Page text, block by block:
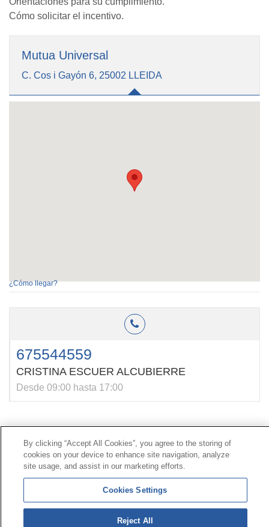
Cómo solicitar el incentivo.
Mutua Universal
C. Cos i Gayón 6, 25002 LLEIDA
¿Cómo llegar?
675544559
CRISTINA ESCUER ALCUBIERRE
Desde 09:00 hasta 17:00
Contacto|Perfil del contratante|Reclamaciones
Línea Universal 900 203 203|Zona Privada Comisión de
Prestaciones Especiales|Zona Privada Proveedor
© Mutua Universal 2026 | Mapa del sitio | Aviso legal
Política de Protección de Datos
By clicking “Accept All Cookies”, you agree to the storing of
cookies on your device to enhance site navigation, analyze
site usage, and assist in our marketing efforts.
Cookies Settings
Reject All